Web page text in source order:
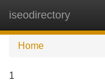
iseodirectory
Home
1